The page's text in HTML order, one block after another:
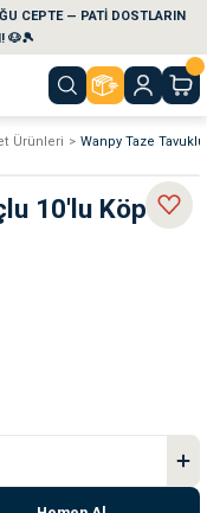
CEPTE — PATİ DOSTLARIN
🐶🎾
Ürünleri Wanpy Taze
10'lu Köpek